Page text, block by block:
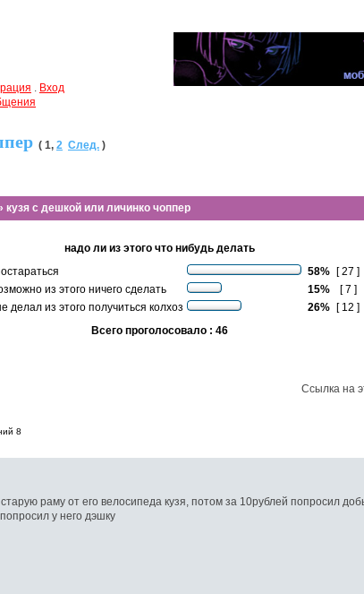
. Вход
( 1, 2 След. )
кузя с дешкой или личинко чоппер
надо ли из этого что нибудь делать
58% [ 27 ]
из этого ничего сделать
15%
[ 7 ]
делал из этого получиться колхоз
26% [ 12 ]
Всего проголосовало : 46
8
Ссылка на
раму от его велосипеда кузя, потом за 10рублей попросил
у него дэшку